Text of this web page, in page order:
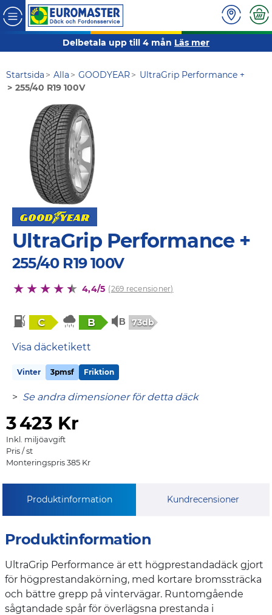
Delbetala upp till 4 mån Läs mer
Startsida Alla GOODYEAR
UltraGrip Performance +
255/40 R19 100V
UltraGrip Performance +
255/40 R19 100V
4,4/5 (269 recensioner)
C B 73db
Visa däcketikett
Vinter 3pmsf Friktion
> Se andra dimensioner för detta däck
3423 Kr
Inkl. miljöavgift
Pris / st
Monteringspris 385 Kr
Produktinformation Kundrecensioner
Produktinformation
UltraGrip Performance är ett högprestandadäck gjort
för högprestandakörning, med kortare bromssträcka
och bättre grepp på vintervägar. Runtomgående
sågtandade spår för överlägsna prestanda i